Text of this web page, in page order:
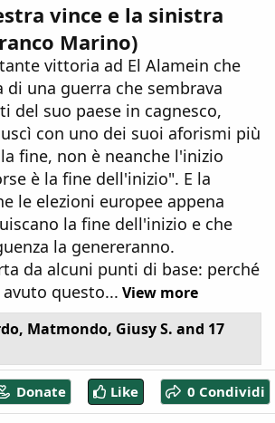
vince e la sinistra
Marino)
vittoria ad El Alamein che
di una guerra che sembrava
del suo paese in cagnesco,
con uno dei suoi aforismi più
fine, non è neanche l'inizio
è la fine dell'inizio". E la
le elezioni europee appena
la fine dell'inizio e che
la genereranno.
da alcuni punti di base: perché
questo... View more
, Matmondo, Giusy S. and 17
Donate Like 0 Condividi